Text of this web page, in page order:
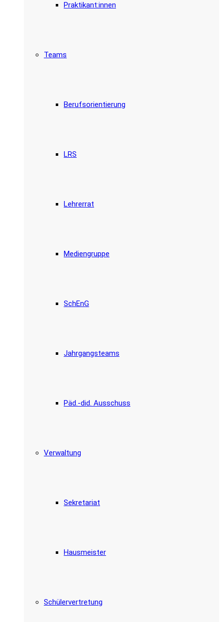
Praktikant:innen
Teams
Berufsorientierung
LRS
Lehrerrat
Mediengruppe
SchEnG
Jahrgangsteams
Päd.-did. Ausschuss
Verwaltung
Sekretariat
Hausmeister
Schülervertretung